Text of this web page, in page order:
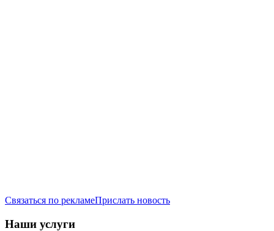
Связаться по рекламеПрислать новость
Наши услуги